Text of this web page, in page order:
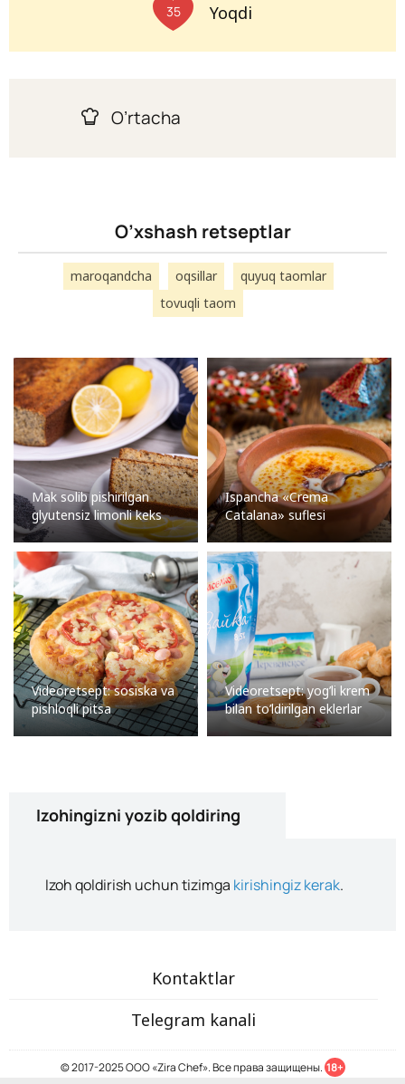
35 Yoqdi
O’rtacha
O’xshash retseptlar
maroqandcha oqsillar
quyuq taomlar
tovuqli taom
Mak solib pishirilgan
glyutensiz limonli keks
Ispancha «Crema
Catalana» suflesi
Videoretsept: sosiska va
pishloqli pitsa
Videoretsept: yog’li krem
bilan to’ldirilgan eklerlar
Izohingizni yozib qoldiring
Izoh qoldirish uchun tizimga kirishingiz kerak.
Kontaktlar
Telegram kanali
© 2017-2025 ООО «Zira Chef». Все права защищены. 18+